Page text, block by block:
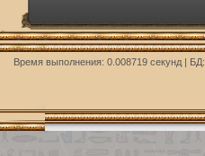
Время выполнения: 0.008719 секунд | БД: